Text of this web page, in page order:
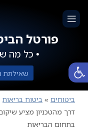
פתח סרגל נגישות
פורטל
• כל מה
ביטוחים » ביטוח בריאות
דרך מהטכניון מציע
בתחום הבריאות